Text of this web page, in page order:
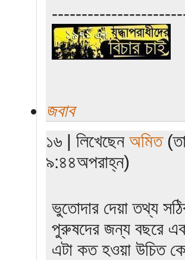
জবাব
১৬ | লিখেছেন অমিত
৯:৪৪অপরাহ্ন)
ভুতোদার দেয়া তথ্য
পুরুষদের জন্য বছরে
এটা কত হওয়া উচিত